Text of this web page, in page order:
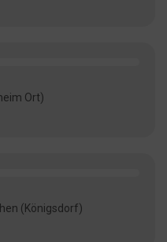
Ort)
(Königsdorf)